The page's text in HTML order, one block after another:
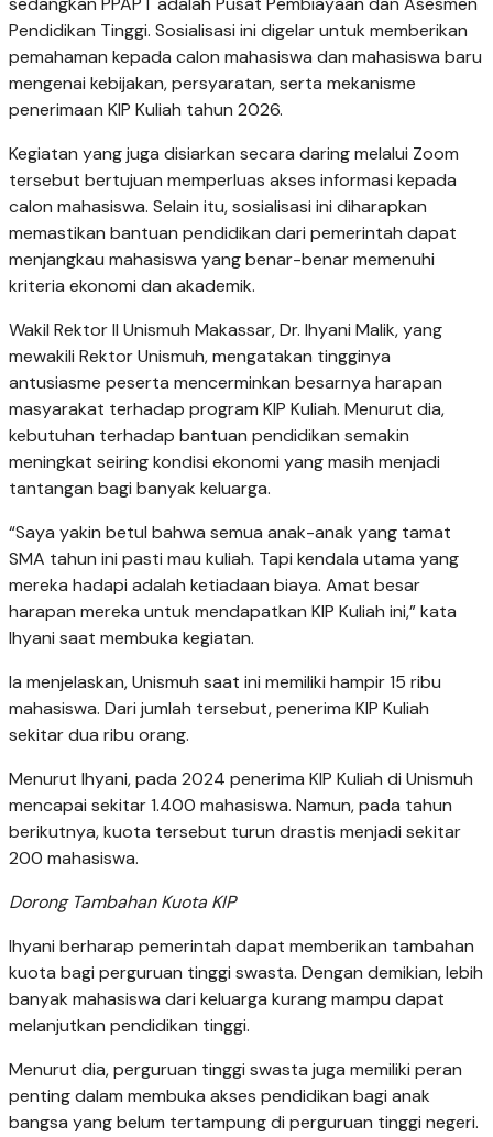
Pendidikan Tinggi. Sosialisasi ini digelar untuk memberikan
pemahaman kepada calon mahasiswa dan mahasiswa baru
mengenai kebijakan, persyaratan, serta mekanisme
penerimaan KIP Kuliah tahun 2026.
Kegiatan yang juga disiarkan secara daring melalui Zoom
tersebut bertujuan memperluas akses informasi kepada
calon mahasiswa. Selain itu, sosialisasi ini diharapkan
memastikan bantuan pendidikan dari pemerintah dapat
menjangkau mahasiswa yang benar-benar memenuhi
kriteria ekonomi dan akademik.
Wakil Rektor II Unismuh Makassar, Dr. Ihyani Malik, yang
mewakili Rektor Unismuh, mengatakan tingginya
antusiasme peserta mencerminkan besarnya harapan
masyarakat terhadap program KIP Kuliah. Menurut dia,
kebutuhan terhadap bantuan pendidikan semakin
meningkat seiring kondisi ekonomi yang masih menjadi
tantangan bagi banyak keluarga.
“Saya yakin betul bahwa semua anak-anak yang tamat
SMA tahun ini pasti mau kuliah. Tapi kendala utama yang
mereka hadapi adalah ketiadaan biaya. Amat besar
harapan mereka untuk mendapatkan KIP Kuliah ini,” kata
Ihyani saat membuka kegiatan.
Ia menjelaskan, Unismuh saat ini memiliki hampir 15 ribu
mahasiswa. Dari jumlah tersebut, penerima KIP Kuliah
sekitar dua ribu orang.
Menurut Ihyani, pada 2024 penerima KIP Kuliah di Unismuh
mencapai sekitar 1.400 mahasiswa. Namun, pada tahun
berikutnya, kuota tersebut turun drastis menjadi sekitar
200 mahasiswa.
Dorong Tambahan Kuota KIP
Ihyani berharap pemerintah dapat memberikan tambahan
kuota bagi perguruan tinggi swasta. Dengan demikian, lebih
banyak mahasiswa dari keluarga kurang mampu dapat
melanjutkan pendidikan tinggi.
Menurut dia, perguruan tinggi swasta juga memiliki peran
penting dalam membuka akses pendidikan bagi anak
bangsa yang belum tertampung di perguruan tinggi negeri.